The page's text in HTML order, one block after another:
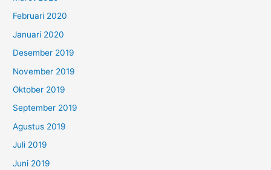
Februari 2020
Januari 2020
Desember 2019
November 2019
Oktober 2019
September 2019
Agustus 2019
Juli 2019
Juni 2019